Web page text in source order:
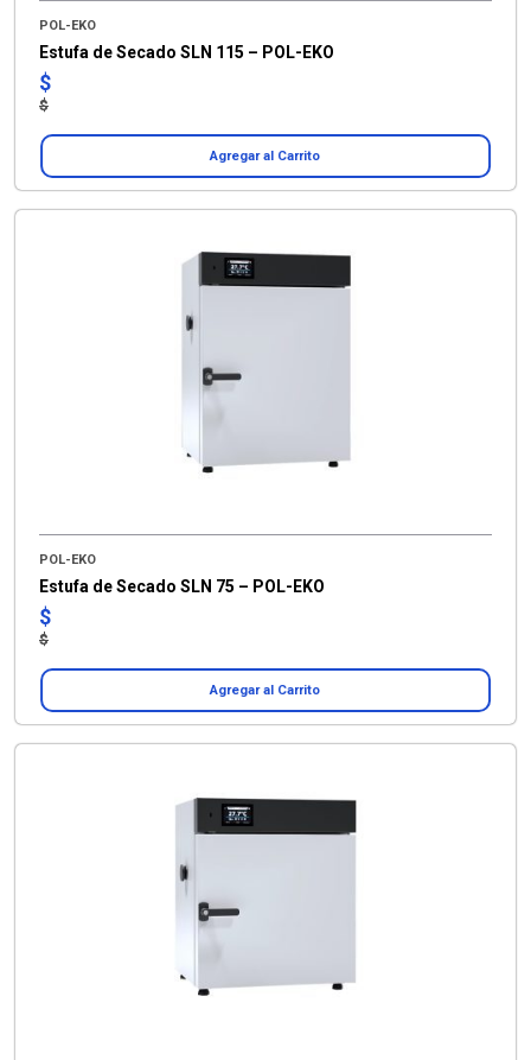
POL-EKO
Estufa de Secado SLN 115 – POL-EKO
$
$
Agregar al Carrito
POL-EKO
Estufa de Secado SLN 75 – POL-EKO
$
$
Agregar al Carrito